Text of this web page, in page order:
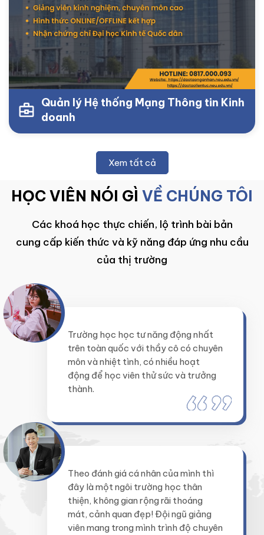
Quản lý Hệ thống Mạng Thông tin Kinh
doanh
Xem tất cả
HỌC VIÊN NÓI GÌ VỀ CHÚNG TÔI
Các khoá học thực chiến, lộ trình bài bản
cung cấp kiến thức và kỹ năng đáp ứng nhu cầu
của thị trường
Trường học học tư năng động nhất
trên toàn quốc với thầy cô có chuyên
môn và nhiệt tình, có nhiều hoạt
động để học viên thử sức và trưởng
thành.
Theo đánh giá cá nhân của mình thì
đây là một ngôi trường học thân
thiện, không gian rộng rãi thoáng
mát, cảnh quan đẹp! Đội ngũ giảng
viên mang trong mình trình độ chuyên